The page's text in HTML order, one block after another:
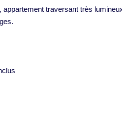
traversant très